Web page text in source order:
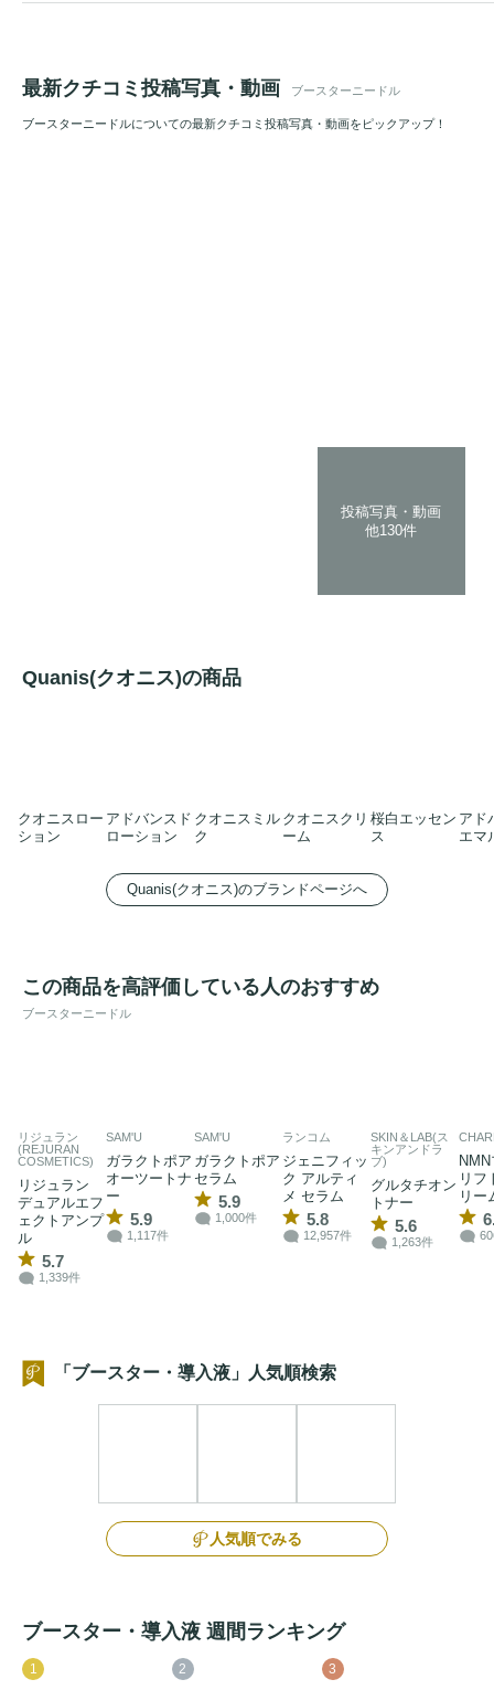
最新クチコミ投稿写真・動画 ブースターニードル
ブースターニードルについての最新クチコミ投稿写真・動画をピックアップ！
投稿写真・動画
他130件
Quanis(クオニス)の商品
クオニスロー
ション
アドバンスド
ローション
クオニスミル
ク
クオニスクリ
ーム
桜白エッセン
ス
アド
エマ
Quanis(クオニス)のブランドページへ
この商品を高評価している人のおすすめ
ブースターニードル
リジュラン
(REJURAN
COSMETICS)
リジュラン
デュアルエフ
ェクトアンプ
ル
5.7
1,339件
SAM'U
ガラクトポア
オーツートナ
ー
5.9
1,117件
SAM'U
ガラクトポア
セラム
5.9
1,000件
ランコム
ジェニフィッ
ク アルティ
メ セラム
5.8
12,957件
SKIN＆LAB(ス
キンアンドラ
ブ)
グルタチオン
トナー
5.6
1,263件
リフ
リー
「ブースター・導入液」人気順検索
人気順でみる
ブースター・導入液 週間ランキング
1 2 3